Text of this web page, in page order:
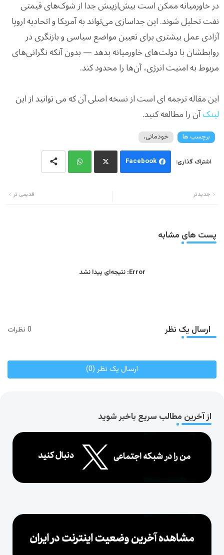
در خاورمیانه ممکن است بیش‌ازپیش جدا از شوک‌های قیمتی
نفت تحلیل شوند. این جداسازی می‌تواند به آمریکا و اتحادیه اروپا
آزادی عمل بیشتری برای تعیین مواضع سیاسی و بازنگری در
روابطشان با دولت‌های خاورمیانه بدهد — بدون آنکه نگرانی‌های
مربوط به امنیت انرژی، آن‌ها را محدود کند.
این مقاله ترجمه ای است از نسخه اصلی آن که می توانید از این
لینکآن را مطالعه کنید.
برچسب ها خودمانی،
Facebook
جدیدتر قدیمی تر
پست های مشابه
Error: نتیجه‌ای پیدا نشد
ارسال یک نظر 0 نظرات
ارسال یک نظر (0)
از آخرین مطالب سریع باخبر شوید